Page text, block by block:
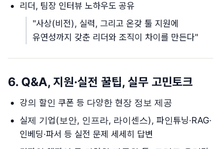
리더, 팀장 인터뷰 노하우도 공유
"사상(비전), 실력, 그리고 온갖 툴 지원에
유연성까지 갖춘 리더와 조직이 차이를 만든다"
6. Q&A, 지원·실전 꿀팁, 실무 고민토크
강의 할인 쿠폰 등 다양한 현장 정보 제공
실제 기업(보안, 인프라, 라이센스), 파인튜닝·RAG·
인베딩·파서 등 실전 문제 세세히 답변